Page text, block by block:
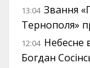
13:04 Звання
Тернополя»
12:04 Небесне
Богдан